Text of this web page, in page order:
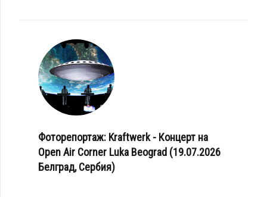
Фоторепортаж: Kraftwerk - Концерт на
Open Air Corner Luka Beograd (19.07.2026
Белград, Сербия)